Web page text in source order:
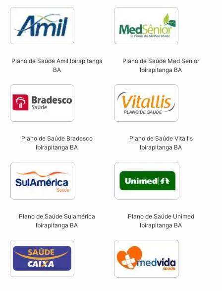
Plano de Saúde Amil Ibirapitanga
BA
Plano de Saúde Med Senior
Ibirapitanga BA
Plano de Saúde Bradesco
Ibirapitanga BA
Plano de Saúde Vitallis
Ibirapitanga BA
Plano de Saúde Sulamérica
Ibirapitanga BA
Plano de Saúde Unimed
Ibirapitanga BA